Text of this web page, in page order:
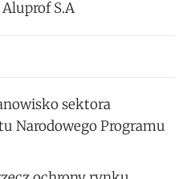
Aluprof S.A
sektora
Narodowego Programu